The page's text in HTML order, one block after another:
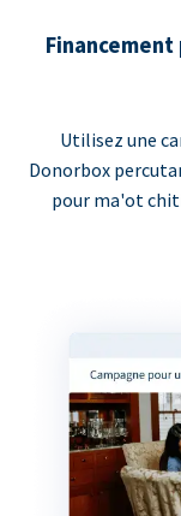
Utilisez une
Donorbox
pour ma'ot